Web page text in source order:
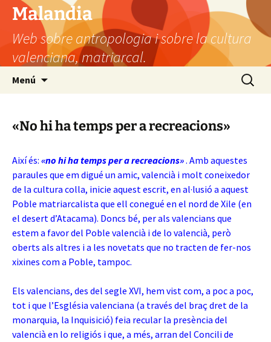
Vés
contingut
Malandia
Web sobre antropologia i sobre la cultura
valenciana, matriarcal.
Menú Cerca:
«No hi ha temps per a recreacions»
Així és: «no hi ha temps per a recreacions». Amb aquestes
paraules que em digué un amic, valencià i molt coneixedor
de la cultura colla, inicie aquest escrit, en al·lusió a aquest
Poble matriarcalista que ell conegué en el nord de Xile (en
el desert d’Atacama). Doncs bé, per als valencians que
estem a favor del Poble valencià i de lo valencià, però
oberts als altres i a les novetats que no tracten de fer-nos
xixines com a Poble, tampoc.
Els valencians, des del segle XVI, hem vist com, a poc a poc,
tot i que l’Església valenciana (a través del braç dret de la
monarquia, la Inquisició) feia recular la presència del
valencià en lo religiós i que, a més, arran del Concili de